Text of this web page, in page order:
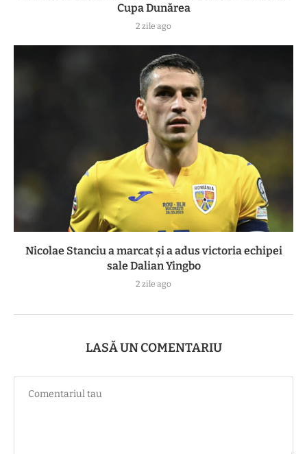
Cupa Dunărea
2 zile ago
Nicolae Stanciu a marcat și a adus victoria echipei
sale Dalian Yingbo
2 zile ago
LASĂ UN COMENTARIU